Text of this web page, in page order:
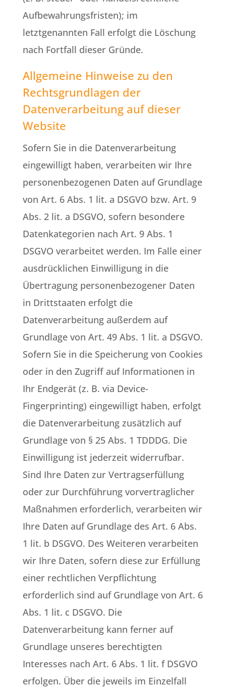
Aufbewahrungsfristen); im
letztgenannten Fall erfolgt die Löschung
nach Fortfall dieser Gründe.
Allgemeine Hinweise zu den
Rechtsgrundlagen der
Datenverarbeitung auf dieser
Website
Sofern Sie in die Datenverarbeitung
eingewilligt haben, verarbeiten wir Ihre
personenbezogenen Daten auf Grundlage
von Art. 6 Abs. 1 lit. a DSGVO bzw. Art. 9
Abs. 2 lit. a DSGVO, sofern besondere
Datenkategorien nach Art. 9 Abs. 1
DSGVO verarbeitet werden. Im Falle einer
ausdrücklichen Einwilligung in die
Übertragung personenbezogener Daten
in Drittstaaten erfolgt die
Datenverarbeitung außerdem auf
Grundlage von Art. 49 Abs. 1 lit. a DSGVO.
Sofern Sie in die Speicherung von Cookies
oder in den Zugriff auf Informationen in
Ihr Endgerät (z. B. via Device-
Fingerprinting) eingewilligt haben, erfolgt
die Datenverarbeitung zusätzlich auf
Grundlage von § 25 Abs. 1 TDDDG. Die
Einwilligung ist jederzeit widerrufbar.
Sind Ihre Daten zur Vertragserfüllung
oder zur Durchführung vorvertraglicher
Maßnahmen erforderlich, verarbeiten wir
Ihre Daten auf Grundlage des Art. 6 Abs.
1 lit. b DSGVO. Des Weiteren verarbeiten
wir Ihre Daten, sofern diese zur Erfüllung
einer rechtlichen Verpflichtung
erforderlich sind auf Grundlage von Art. 6
Abs. 1 lit. c DSGVO. Die
Datenverarbeitung kann ferner auf
Grundlage unseres berechtigten
Interesses nach Art. 6 Abs. 1 lit. f DSGVO
erfolgen. Über die jeweils im Einzelfall